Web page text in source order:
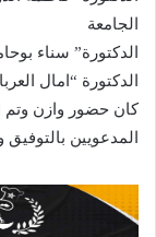
الجامعة
الدكتورة” سناء
الدكتورة “امال
كان حضور وازن
المدعويين